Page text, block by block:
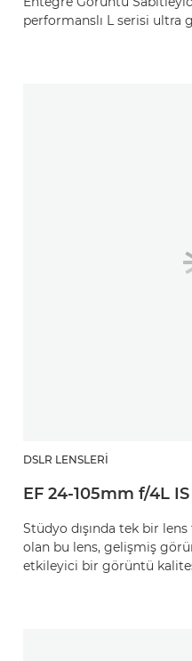
performanslı L serisi ultra
DSLR LENSLERI
EF 24-105mm f/4L
Stüdyo dışında tek bir
olan bu lens, gelişmiş
etkileyici bir görüntü